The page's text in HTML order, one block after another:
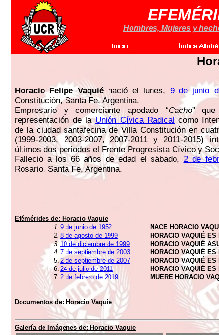
Hombres, Mujeres y
Horacio Felipe Vaquiénació el lunes, 9 de junio
Constitución, Santa Fe, Argentina.
Empresario y comerciante apodado “Cacho”
representación de laUnión Cívica Radicalcomo
de la ciudad santafecina de Villa Constitución en
(1999-2003, 2003-2007, 2007-2011 y 2011-2015)
últimos dos periodos el Frente Progresista Cívico y
Falleció a los 66 años de edad el sábado, 2 de
Rosario, Santa Fe, Argentina.
Efémérides de: Horacio Vaquie
1. 9 de junio de 1952
NACE HORACIO
2. 8 de agosto de 1999
HORACIO VAQUIÉ
3. 10 de diciembre de 1999
HORACIO VAQUIÉ
4. 7 de septiembre de 2003
HORACIO VAQUIÉ
5.2 de septiembre de 2007
HORACIO VAQUIÉ
6. 24 de julio de 2011
HORACIO VAQUIÉ
7. 2 de febrero de 2019 MUERE HORACIO
Documentos de: Horacio Vaquie
Galería de Imágenes de:Horacio Vaquie